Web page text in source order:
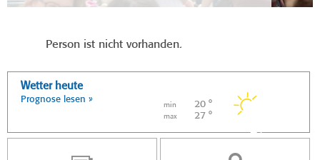
Person ist nicht vorhanden.
Wetter heute
Prognose lesen »
min 20 °
max 27 °